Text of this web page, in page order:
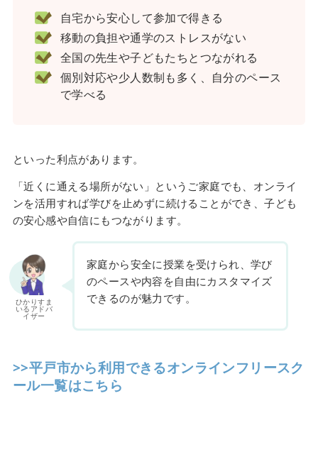
自宅から安心して参加で得きる
移動の負担や通学のストレスがない
全国の先生や子どもたちとつながれる
個別対応や少人数制も多く、自分のペース
で学べる
といった利点があります。
「近くに通える場所がない」というご家庭でも、オンライ
ンを活用すれば学びを止めずに続けることができ、子ども
の安心感や自信にもつながります。
ひかりすま
いるアドバ
イザー
家庭から安全に授業を受けられ、学び
のペースや内容を自由にカスタマイズ
できるのが魅力です。
>>平戸市から利用できるオンラインフリースク
ール一覧はこちら